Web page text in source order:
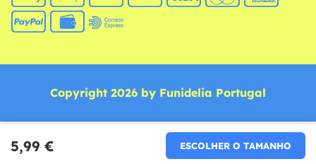
5,99 € ESCOLHER O TAMANHO
Copyright 2026 by Funidelia Portugal